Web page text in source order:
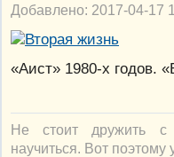
Добавлено: 2017-04-17
«Аист» 1980-х годов.
Не стоит дружить
научиться. Вот